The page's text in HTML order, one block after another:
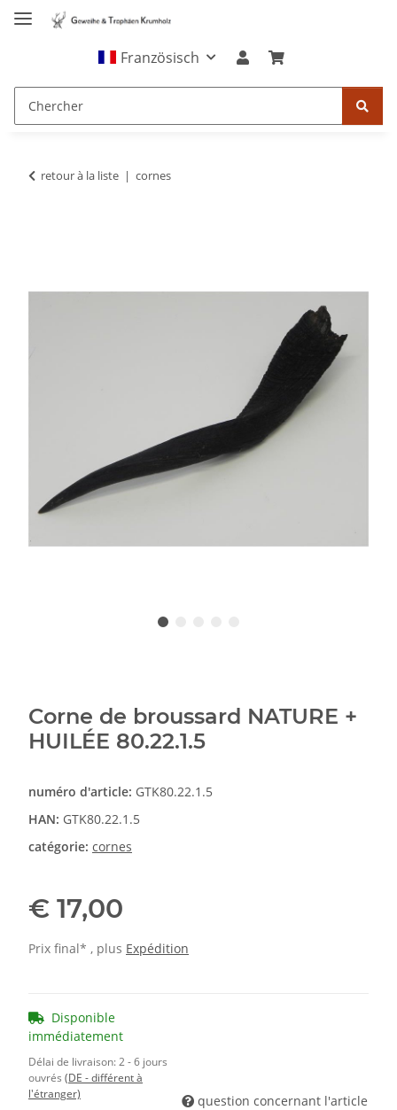
Französisch
retour à la liste cornes
Corne de broussard NATURE +
HUILÉE 80.22.1.5
numéro d'article: GTK80.22.1.5
HAN: GTK80.22.1.5
catégorie: cornes
€ 17,00
Prix final* , plus Expédition
Disponible
immédiatement
Délai de livraison:2 - 6 jours
ouvrés (DE - différent à
l'étranger)
question concernant l'article